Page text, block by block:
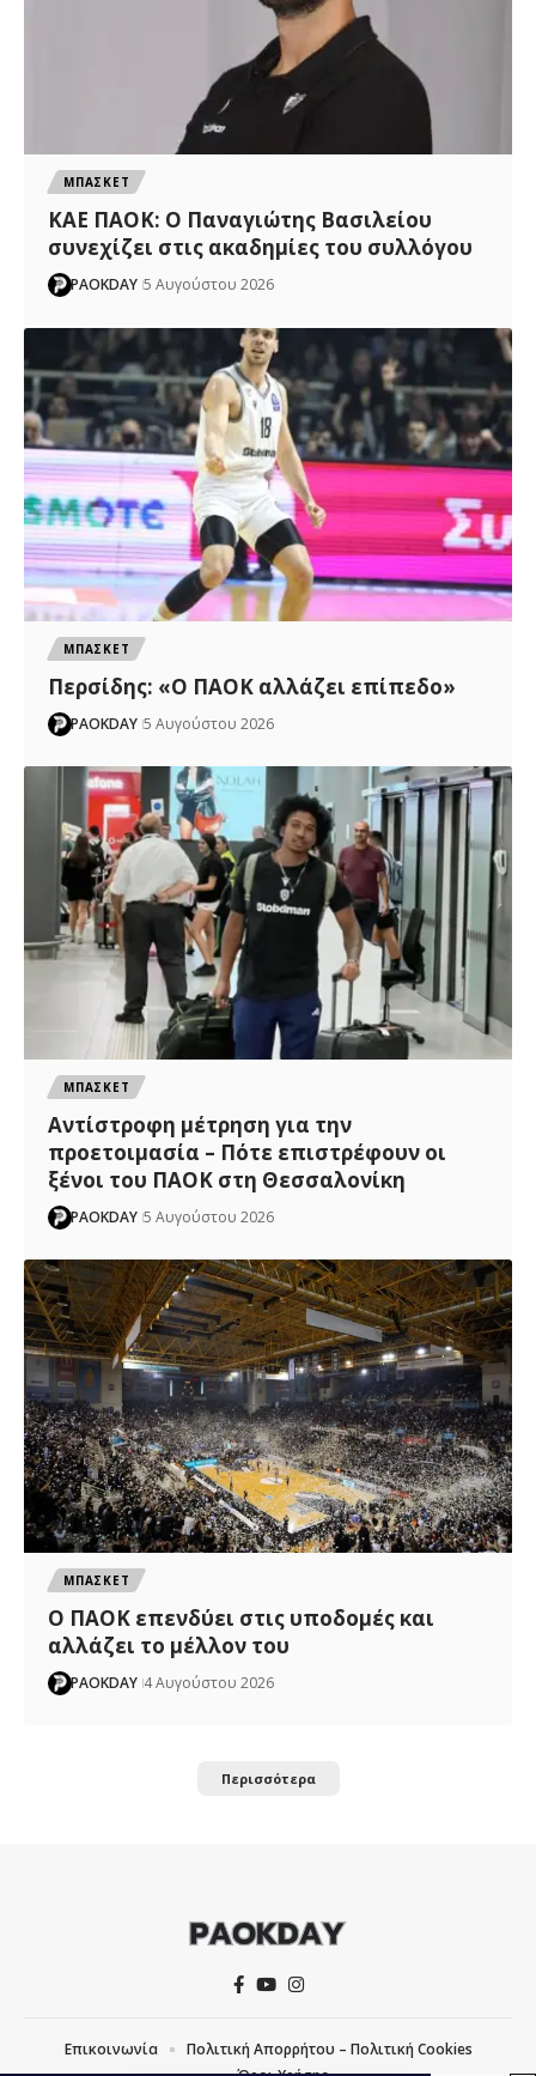
ΜΠΑΣΚΕΤ
ΚΑΕ ΠΑΟΚ: Ο Παναγιώτης Βασιλείου
συνεχίζει στις ακαδημίες του συλλόγου
PAOKDAY 5 Αυγούστου 2026
ΜΠΑΣΚΕΤ
Περσίδης: «Ο ΠΑΟΚ αλλάζει επίπεδο»
PAOKDAY 5 Αυγούστου 2026
ΜΠΑΣΚΕΤ
Αντίστροφη μέτρηση για την
προετοιμασία – Πότε επιστρέφουν οι
ξένοι του ΠΑΟΚ στη Θεσσαλονίκη
PAOKDAY 5 Αυγούστου 2026
ΜΠΑΣΚΕΤ
Ο ΠΑΟΚ επενδύει στις υποδομές και
αλλάζει το μέλλον του
PAOKDAY 4 Αυγούστου 2026
Περισσότερα
Επικοινωνία
Πολιτική Απορρήτου – Πολιτική Cookies